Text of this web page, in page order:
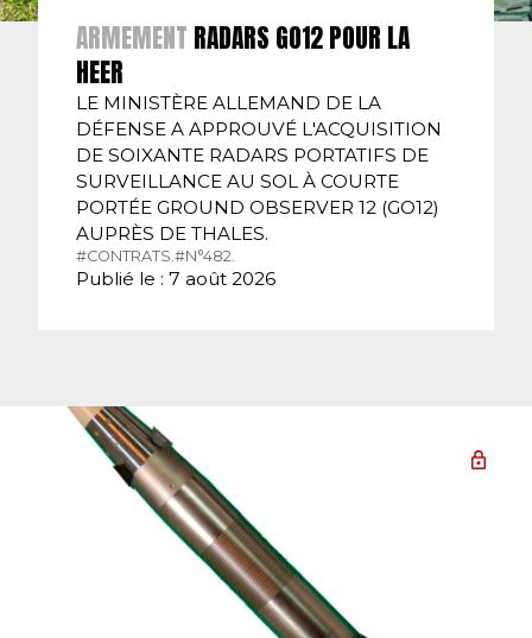
ARMEMENT RADARS GO12 POUR LA
HEER
LE MINISTÈRE ALLEMAND DE LA
DÉFENSE A APPROUVÉ L'ACQUISITION
DE SOIXANTE RADARS PORTATIFS DE
SURVEILLANCE AU SOL À COURTE
PORTÉE GROUND OBSERVER 12 (GO12)
AUPRÈS DE THALES.
#CONTRATS. #N°482.
Publié le : 7 août 2026